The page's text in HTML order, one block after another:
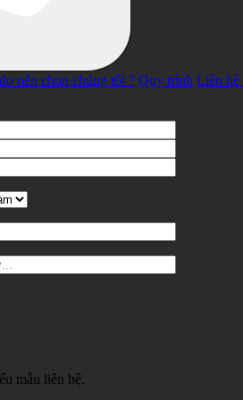
nên chọn chúng tôi ? Quy trình Liên hệ
mẫu liên hệ.